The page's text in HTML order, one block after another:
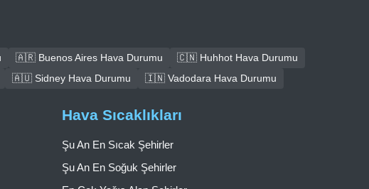
🇦🇷 Buenos Aires Hava Durumu
🇨🇳 Huhhot Hava Durumu
🇦🇺 Sidney Hava Durumu 🇮🇳 Vadodara Hava Durumu
Hava Sıcaklıkları
Şu An En Sıcak Şehirler
Şu An En Soğuk Şehirler